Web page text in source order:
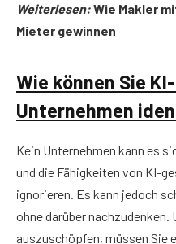
Weiterlesen:Wie Makler
Mieter gewinnen
Wie können Sie
Unternehmen
Kein Unternehmen kann es
und die Fähigkeiten von KI-
ignorieren. Es kann jedoch
ohne darüber nachzudenken.
auszuschöpfen, müssen Sie